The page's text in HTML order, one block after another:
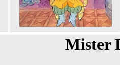
Mister